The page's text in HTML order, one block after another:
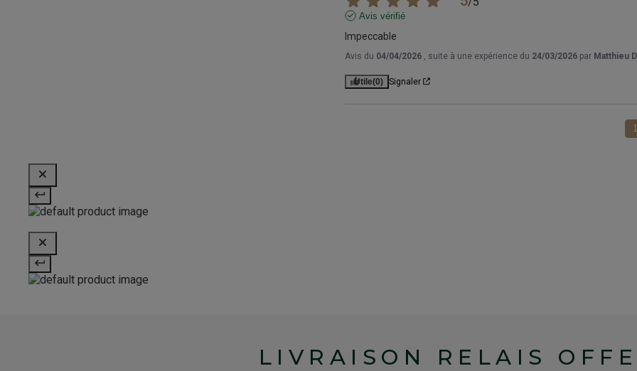
Avis vérifié
Impeccable
Avis du 04/04/2026 , suite à une expérience du 24/03/2026 par Matthieu
Utile(0) Signaler
LIVRAISON RELAIS